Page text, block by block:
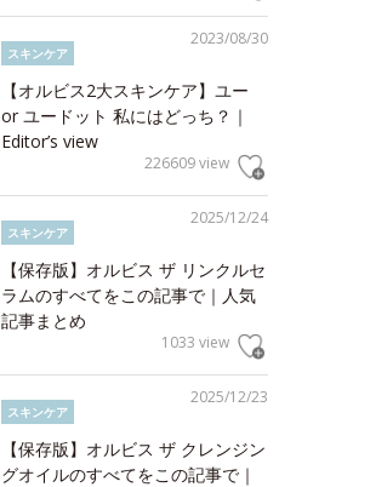
2023/08/30
スキンケア
【オルビス2大スキンケア】ユー
or ユードット 私にはどっち？｜
Editor’s view
226609 view
2025/12/24
スキンケア
【保存版】オルビス ザ リンクルセ
ラムのすべてをこの記事で｜人気
記事まとめ
1033 view
2025/12/23
スキンケア
【保存版】オルビス ザ クレンジン
グオイルのすべてをこの記事で｜